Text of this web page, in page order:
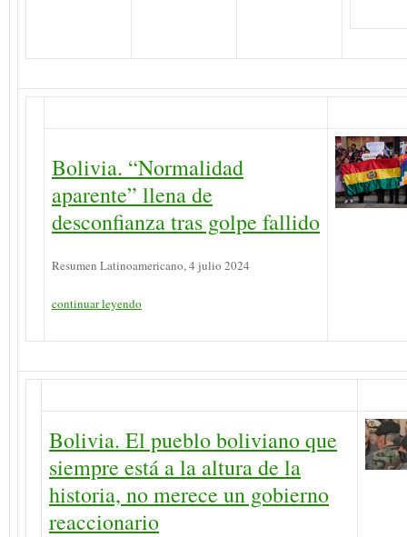
Bolivia. “Normalidad
aparente” llena de
desconfianza tras golpe fallido
Resumen Latinoamericano, 4 julio 2024
continuar leyendo
Bolivia. El pueblo boliviano que
siempre está a la altura de la
historia, no merece un gobierno
reaccionario